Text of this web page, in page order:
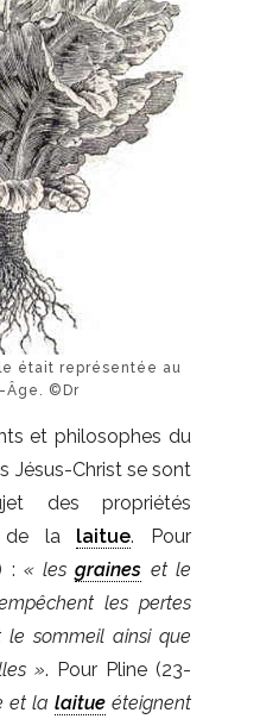
était représentée au
Âge. ©Dr
et philosophes du
Jésus-Christ se sont
des propriétés
de la laitue. Pour
: « lesgraines et le
les pertes
le sommeil ainsi que
». Pour Pline (23-
et la laitue éteignent